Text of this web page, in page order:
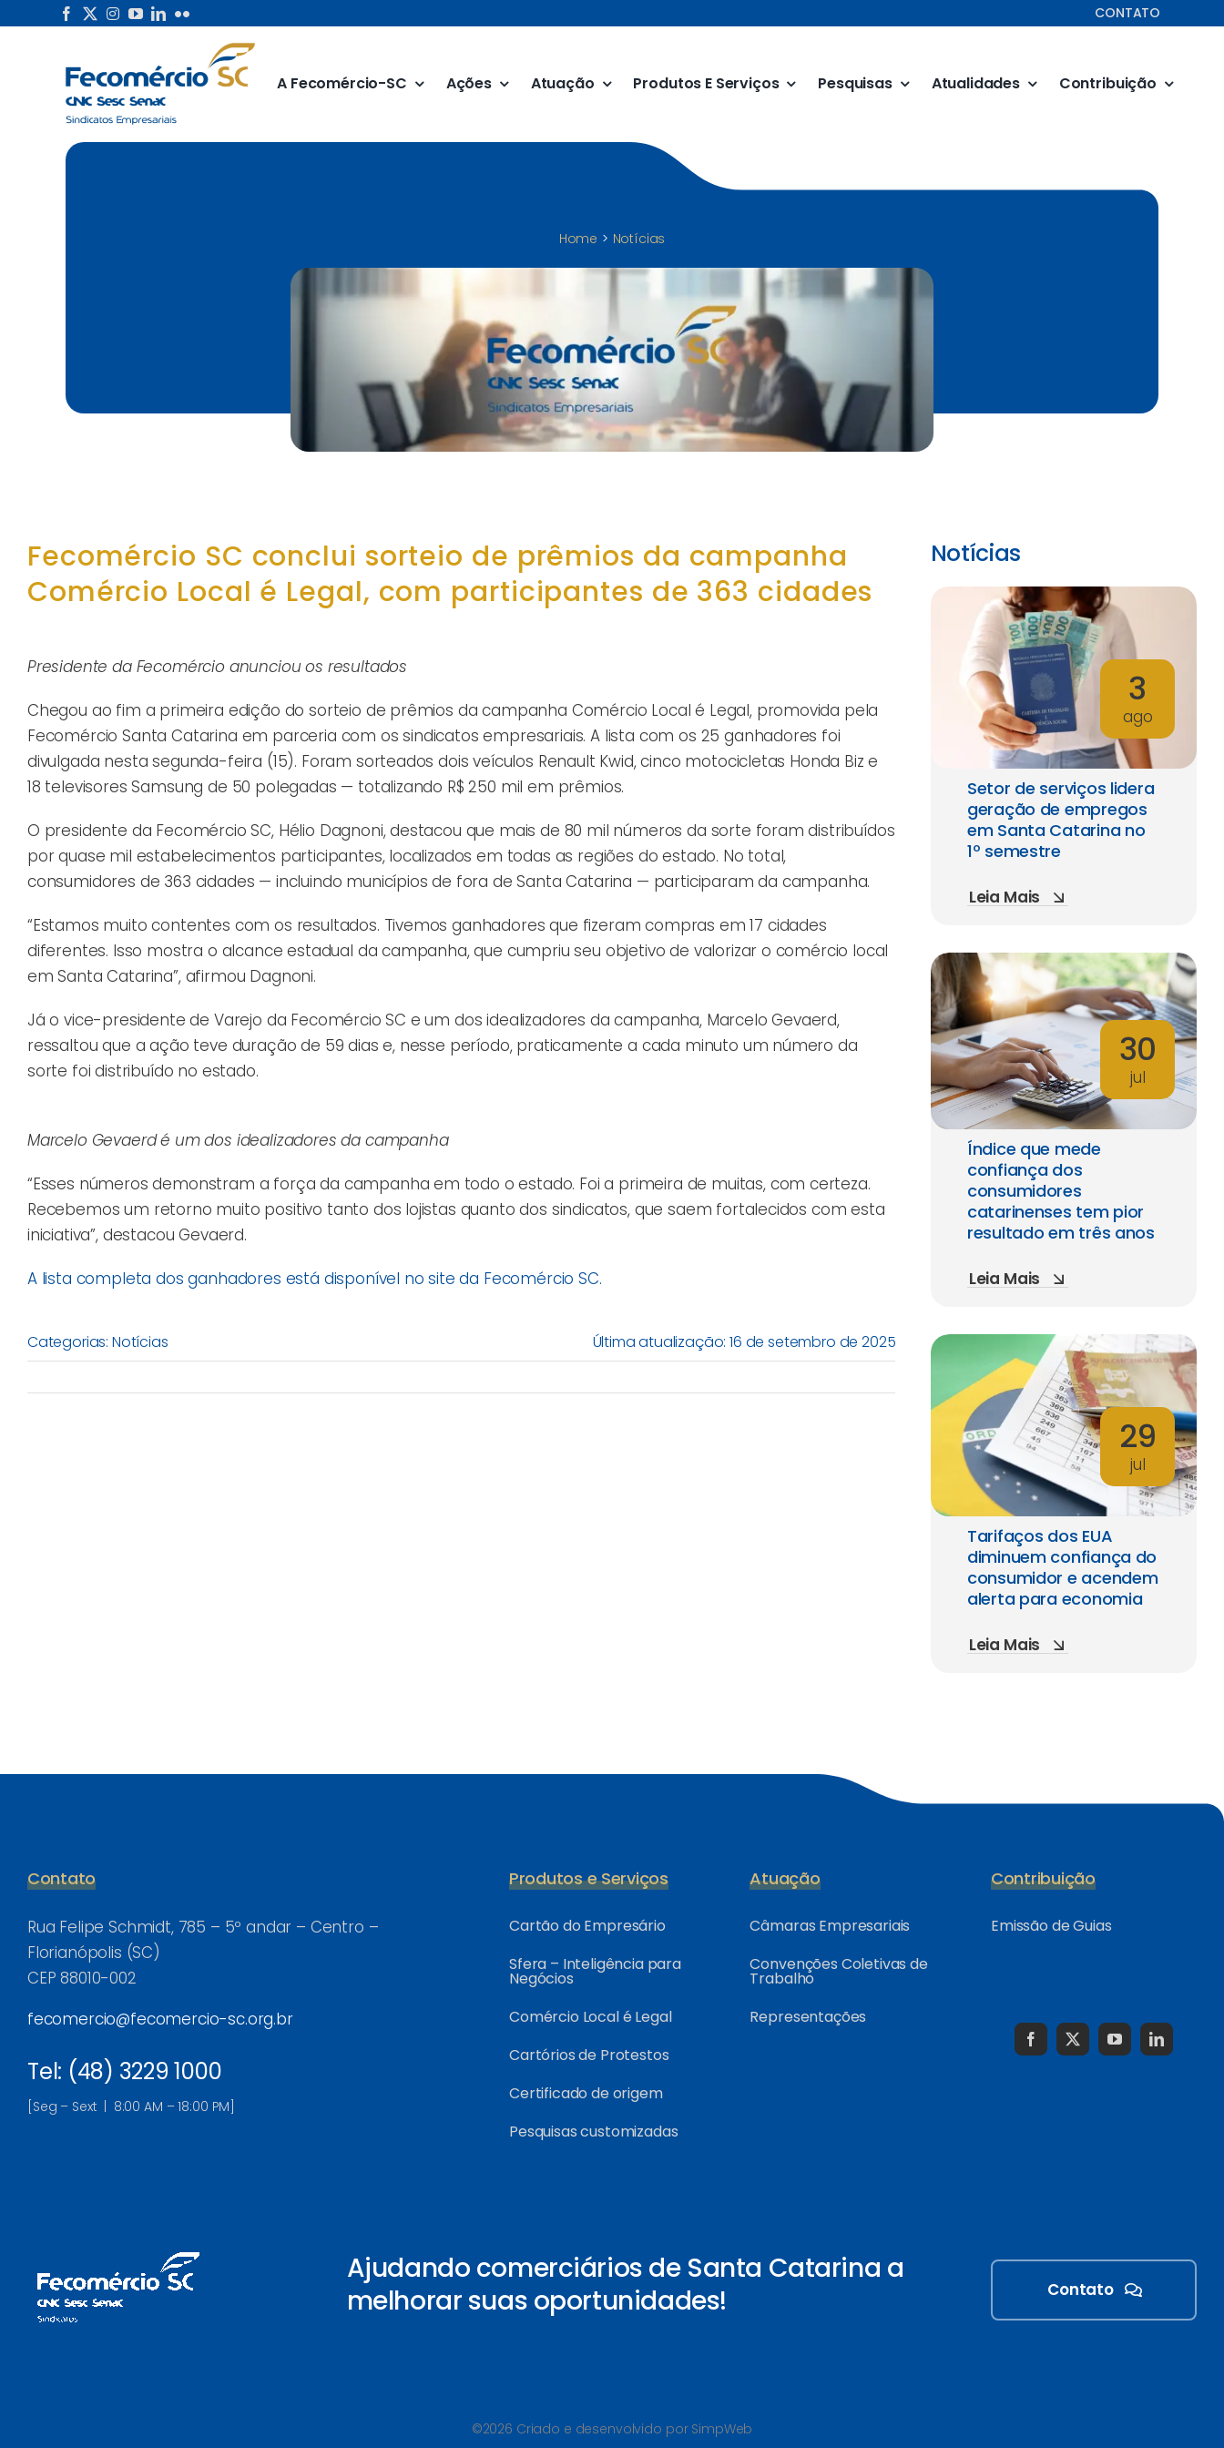
CONTATO
A Fecomércio-SC Ações Atuação Produtos E Serviços Pesquisas Atualidades Contribuição
Home Notícias
Fecomércio SC conclui sorteio de prêmios da campanha
Comércio Local é Legal, com participantes de 363 cidades
Presidente da Fecomércio anunciou os resultados
Chegou ao fim a primeira edição do sorteio de prêmios da campanha Comércio Local é Legal, promovida pela
Fecomércio Santa Catarina em parceria com os sindicatos empresariais. A lista com os 25 ganhadores foi
divulgada nesta segunda-feira (15). Foram sorteados dois veículos Renault Kwid, cinco motocicletas Honda Biz e
18 televisores Samsung de 50 polegadas — totalizando R$ 250 mil em prêmios.
O presidente da Fecomércio SC, Hélio Dagnoni, destacou que mais de 80 mil números da sorte foram distribuídos
por quase mil estabelecimentos participantes, localizados em todas as regiões do estado. No total,
consumidores de 363 cidades — incluindo municípios de fora de Santa Catarina — participaram da campanha.
“Estamos muito contentes com os resultados. Tivemos ganhadores que fizeram compras em 17 cidades
diferentes. Isso mostra o alcance estadual da campanha, que cumpriu seu objetivo de valorizar o comércio local
em Santa Catarina”, afirmou Dagnoni.
Já o vice-presidente de Varejo da Fecomércio SC e um dos idealizadores da campanha, Marcelo Gevaerd,
ressaltou que a ação teve duração de 59 dias e, nesse período, praticamente a cada minuto um número da
sorte foi distribuído no estado.
Marcelo Gevaerd é um dos idealizadores da campanha
“Esses números demonstram a força da campanha em todo o estado. Foi a primeira de muitas, com certeza.
Recebemos um retorno muito positivo tanto dos lojistas quanto dos sindicatos, que saem fortalecidos com esta
iniciativa”, destacou Gevaerd.
A lista completa dos ganhadores está disponível no site da Fecomércio SC.
Categorias: Notícias Última atualização: 16 de setembro de 2025
Notícias
3
ago
Setor de serviços lidera
geração de empregos
em Santa Catarina no
1º semestre
Leia Mais
30
jul
Índice que mede
confiança dos
consumidores
catarinenses tem pior
resultado em três anos
Leia Mais
29
jul
Tarifaços dos EUA
diminuem confiança do
consumidor e acendem
alerta para economia
Leia Mais
Contato
Rua Felipe Schmidt, 785 – 5º andar – Centro –
Florianópolis (SC)
CEP 88010-002
fecomercio@fecomercio-sc.org.br
Tel: (48) 3229 1000
[Seg – Sext | 8:00 AM – 18:00 PM]
Produtos e Serviços
Cartão do Empresário
Sfera – Inteligência para
Negócios
Comércio Local é Legal
Cartórios de Protestos
Certificado de origem
Pesquisas customizadas
Atuação
Câmaras Empresariais
Convenções Coletivas de
Trabalho
Representações
Contribuição
Emissão de Guias
Ajudando comerciários de Santa Catarina a
melhorar suas oportunidades!
Contato
©2026 Criado e desenvolvido por SimpWeb